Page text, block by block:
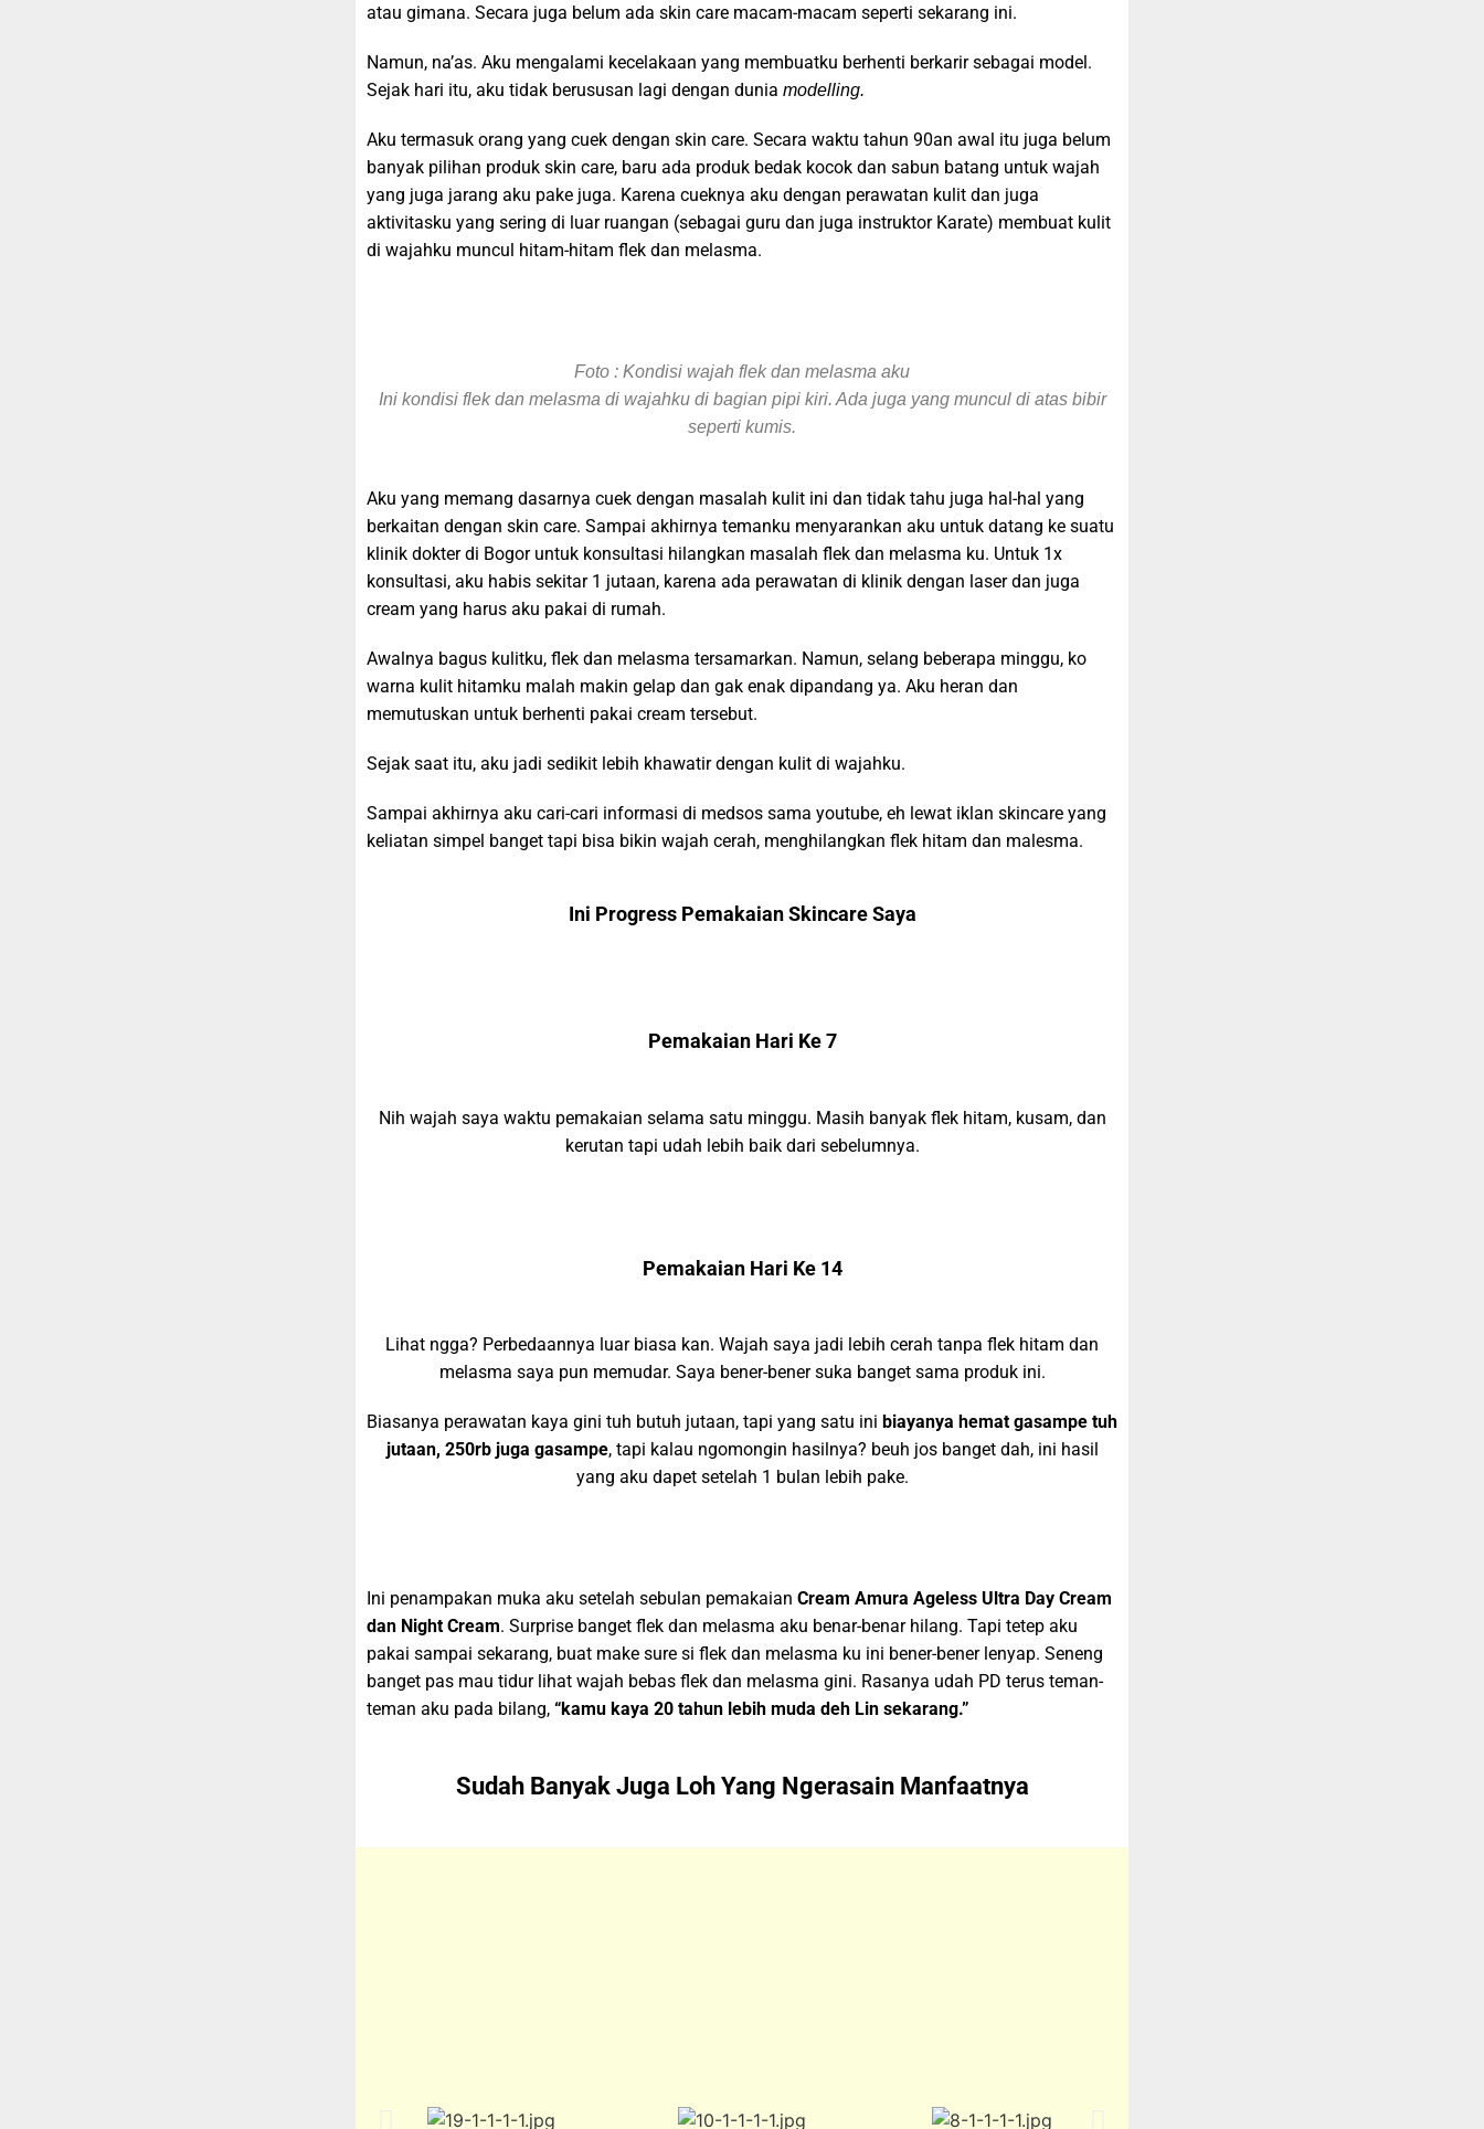
atau gimana. Secara juga belum ada skin care macam-macam seperti sekarang ini.
Namun, na’as. Aku mengalami kecelakaan yang membuatku berhenti berkarir sebagai model.
Sejak hari itu, aku tidak berususan lagi dengan dunia modelling.
Aku termasuk orang yang cuek dengan skin care. Secara waktu tahun 90an awal itu juga belum
banyak pilihan produk skin care, baru ada produk bedak kocok dan sabun batang untuk wajah
yang juga jarang aku pake juga. Karena cueknya aku dengan perawatan kulit dan juga
aktivitasku yang sering di luar ruangan (sebagai guru dan juga instruktor Karate) membuat kulit
di wajahku muncul hitam-hitam flek dan melasma.
Foto : Kondisi wajah flek dan melasma aku
Ini kondisi flek dan melasma di wajahku di bagian pipi kiri. Ada juga yang muncul di atas bibir
seperti kumis.
Aku yang memang dasarnya cuek dengan masalah kulit ini dan tidak tahu juga hal-hal yang
berkaitan dengan skin care. Sampai akhirnya temanku menyarankan aku untuk datang ke suatu
klinik dokter di Bogor untuk konsultasi hilangkan masalah flek dan melasma ku. Untuk 1x
konsultasi, aku habis sekitar 1 jutaan, karena ada perawatan di klinik dengan laser dan juga
cream yang harus aku pakai di rumah.
Awalnya bagus kulitku, flek dan melasma tersamarkan. Namun, selang beberapa minggu, ko
warna kulit hitamku malah makin gelap dan gak enak dipandang ya. Aku heran dan
memutuskan untuk berhenti pakai cream tersebut.
Sejak saat itu, aku jadi sedikit lebih khawatir dengan kulit di wajahku.
Sampai akhirnya aku cari-cari informasi di medsos sama youtube, eh lewat iklan skincare yang
keliatan simpel banget tapi bisa bikin wajah cerah, menghilangkan flek hitam dan malesma.
Ini Progress Pemakaian Skincare Saya
Pemakaian Hari Ke 7
Nih wajah saya waktu pemakaian selama satu minggu. Masih banyak flek hitam, kusam, dan
kerutan tapi udah lebih baik dari sebelumnya.
Pemakaian Hari Ke 14
Lihat ngga? Perbedaannya luar biasa kan. Wajah saya jadi lebih cerah tanpa flek hitam dan
melasma saya pun memudar. Saya bener-bener suka banget sama produk ini.
Biasanya perawatan kaya gini tuh butuh jutaan, tapi yang satu ini biayanya hemat gasampe tuh
jutaan, 250rb juga gasampe, tapi kalau ngomongin hasilnya? beuh jos banget dah, ini hasil
yang aku dapet setelah 1 bulan lebih pake.
Ini penampakan muka aku setelah sebulan pemakaian Cream Amura Ageless Ultra Day Cream
dan Night Cream. Surprise banget flek dan melasma aku benar-benar hilang. Tapi tetep aku
pakai sampai sekarang, buat make sure si flek dan melasma ku ini bener-bener lenyap. Seneng
banget pas mau tidur lihat wajah bebas flek dan melasma gini. Rasanya udah PD terus teman-
teman aku pada bilang, “kamu kaya 20 tahun lebih muda deh Lin sekarang.”
Sudah Banyak Juga Loh Yang Ngerasain Manfaatnya